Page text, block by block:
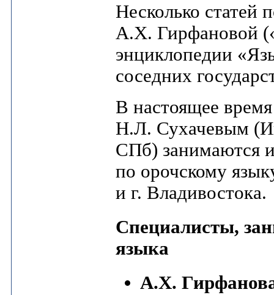
Несколько статей
А.Х. Гирфановой
энциклопедии
соседних
В настоящее
Н.Л. Сухачевым
СПб) занимаются
по орочскому
и г. Владивостока.
Специалисты,
языка
А.Х.